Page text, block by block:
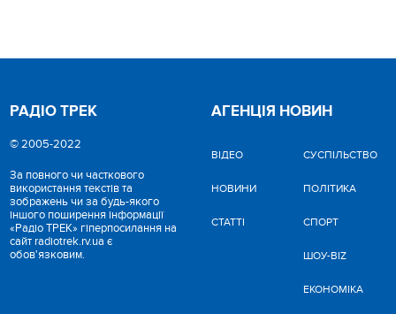
РАДІО ТРЕК
© 2005-2022
За повного чи часткового
використання текстів та
зображень чи за будь-якого
іншого поширення інформації
«Радіо ТРЕК» гіперпосилання на
сайт radiotrek.rv.ua є
обов'язковим.
АГЕНЦІЯ НОВИН
ВІДЕО
НОВИНИ
СТАТТІ
CУСПІЛЬСТВО
ПОЛІТИКА
СПОРТ
ШОУ-BIZ
ЕКОНОМІКА